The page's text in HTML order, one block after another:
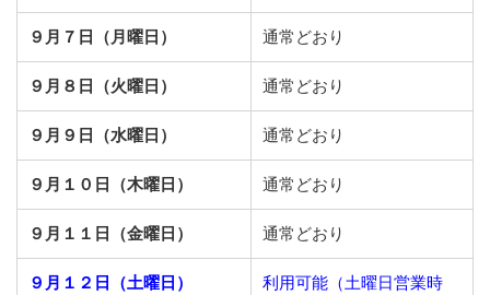
９月７日（月曜日） 通常どおり
９月８日（火曜日） 通常どおり
９月９日（水曜日） 通常どおり
９月１０日（木曜日） 通常どおり
９月１１日（金曜日） 通常どおり
９月１２日（土曜日）
利用可能（土曜日営業時